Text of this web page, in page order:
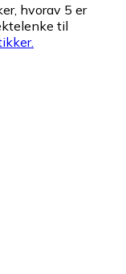
hvorav 5 er
til